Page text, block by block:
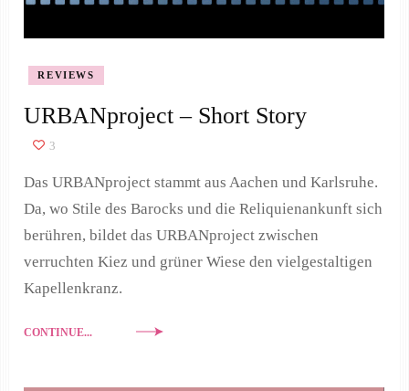
REVIEWS
URBANproject – Short Story
3
Das URBANproject stammt aus Aachen und Karlsruhe.
Da, wo Stile des Barocks und die Reliquienankunft sich
berühren, bildet das URBANproject zwischen
verruchten Kiez und grüner Wiese den vielgestaltigen
Kapellenkranz.
CONTINUE...